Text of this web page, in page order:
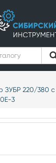
ЗУБР 220/380
3